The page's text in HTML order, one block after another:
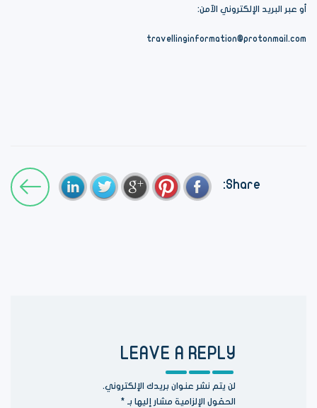
أو عبر البريد الإلكتروني الآمن:
travellinginformation@protonmail.com
Share:
LEAVE A REPLY
لن يتم نشر عنوان بريدك الإلكتروني.
الحقول الإلزامية مشار إليها بـ *